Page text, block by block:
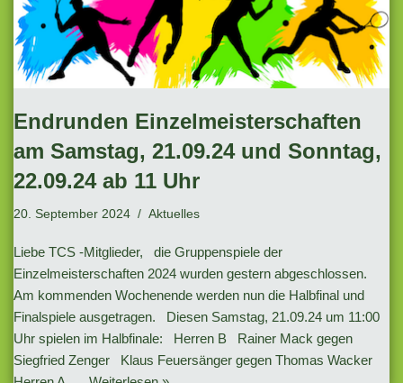
Endrunden Einzelmeisterschaften
am Samstag, 21.09.24 und Sonntag,
22.09.24 ab 11 Uhr
20. September 2024 Aktuelles
Liebe TCS -Mitglieder, die Gruppenspiele der
Einzelmeisterschaften 2024 wurden gestern abgeschlossen.
Am kommenden Wochenende werden nun die Halbfinal und
Finalspiele ausgetragen. Diesen Samstag, 21.09.24 um 11:00
Uhr spielen im Halbfinale: Herren B Rainer Mack gegen
Siegfried Zenger Klaus Feuersänger gegen Thomas Wacker